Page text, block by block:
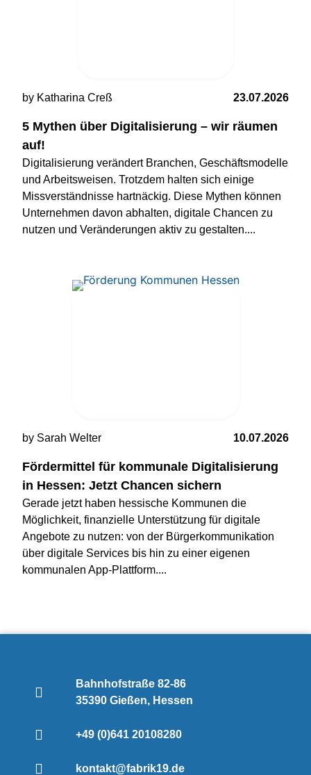
by Katharina Creß 23.07.2026
5 Mythen über Digitalisierung – wir räumen
auf!
Digitalisierung verändert Branchen, Geschäftsmodelle
und Arbeitsweisen. Trotzdem halten sich einige
Missverständnisse hartnäckig. Diese Mythen können
Unternehmen davon abhalten, digitale Chancen zu
nutzen und Veränderungen aktiv zu gestalten....
by Sarah Welter 10.07.2026
Fördermittel für kommunale Digitalisierung
in Hessen: Jetzt Chancen sichern
Gerade jetzt haben hessische Kommunen die
Möglichkeit, finanzielle Unterstützung für digitale
Angebote zu nutzen: von der Bürgerkommunikation
über digitale Services bis hin zu einer eigenen
kommunalen App-Plattform....
Bahnhofstraße 82-86
35390 Gießen, Hessen
+49 (0)641 20108280
kontakt@fabrik19.de